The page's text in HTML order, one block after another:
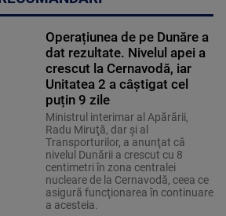
Operațiunea de pe Dunăre a
dat rezultate. Nivelul apei a
crescut la Cernavodă, iar
Unitatea 2 a câștigat cel
puțin 9 zile
Ministrul interimar al Apărării,
Radu Miruţă, dar şi al
Transporturilor, a anunţat că
nivelul Dunării a crescut cu 8
centimetri în zona centralei
nucleare de la Cernavodă, ceea ce
asigură funcţionarea în continuare
a acesteia.